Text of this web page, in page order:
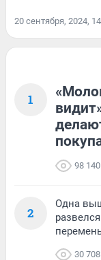
20 сентября, 2024,
1
98 140
2
Одна
30 708